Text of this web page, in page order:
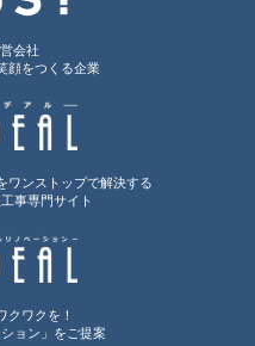
会社
顔をつくる企業
ワンストップで解決する
事専門サイト
クワクを！
ョン」をご提案